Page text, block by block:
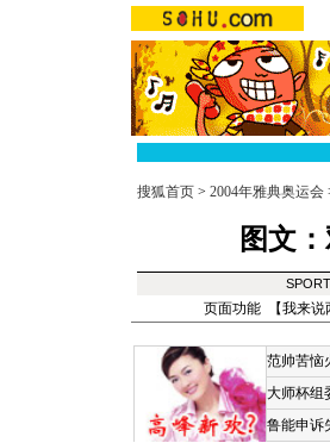
搜狐首页 > 2004年雅典奥运会
图文
页面功能 【我来说
范帅苦恼
大师杯组
鲁能申诉